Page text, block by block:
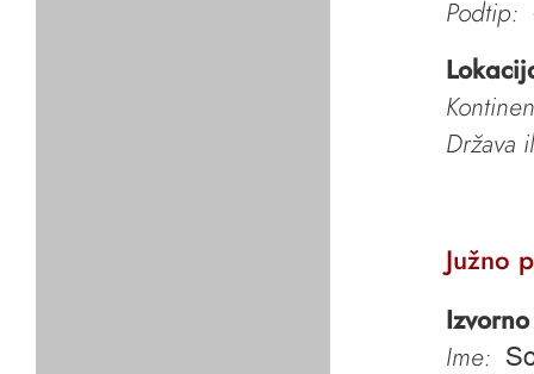
Podtip:
Država
Južno
Ime: